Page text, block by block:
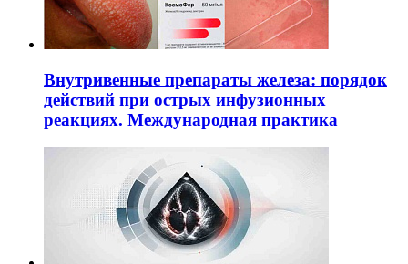
Внутривенные препараты железа: порядок
действий при острых инфузионных
реакциях. Международная практика